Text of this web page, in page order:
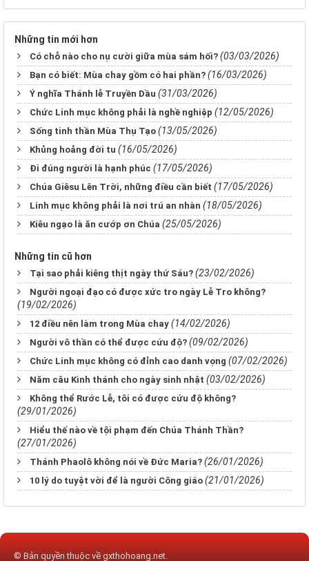
Những tin mới hơn
Có chỗ nào cho nụ cười giữa mùa sám hối? (03/03/2026)
Bạn có biết: Mùa chay gồm có hai phần? (16/03/2026)
Ý nghĩa Thánh lễ Truyền Dầu (31/03/2026)
Chức Linh mục không phải là nghề nghiệp (12/05/2026)
Sống tinh thần Mùa Thụ Tạo (13/05/2026)
Khủng hoảng đời tu (16/05/2026)
Đi đúng người là hạnh phúc (17/05/2026)
Chúa Giêsu Lên Trời, những điều cần biết (17/05/2026)
Linh mục không phải là nơi trú an nhàn (18/05/2026)
Kiêu ngạo là ăn cướp ơn Chúa (25/05/2026)
Những tin cũ hơn
Tại sao phải kiêng thịt ngày thứ Sáu? (23/02/2026)
Người ngoại đạo có được xức tro ngày Lễ Tro không?
(19/02/2026)
12 điều nên làm trong Mùa chay (14/02/2026)
Người vô thần có thể được cứu độ? (09/02/2026)
Chức Linh mục không có đỉnh cao danh vọng (07/02/2026)
Năm câu Kinh thánh cho ngày sinh nhật (03/02/2026)
Không thể Rước Lễ, tôi có được cứu độ không?
(29/01/2026)
Hiểu thế nào về tội phạm đến Chúa Thánh Thần?
(27/01/2026)
Thánh Phaolô không nói về Đức Maria? (26/01/2026)
10 lý do tuyệt vời để là người Công giáo (21/01/2026)
© Bản quyền thuộc về gxthohoang.net.